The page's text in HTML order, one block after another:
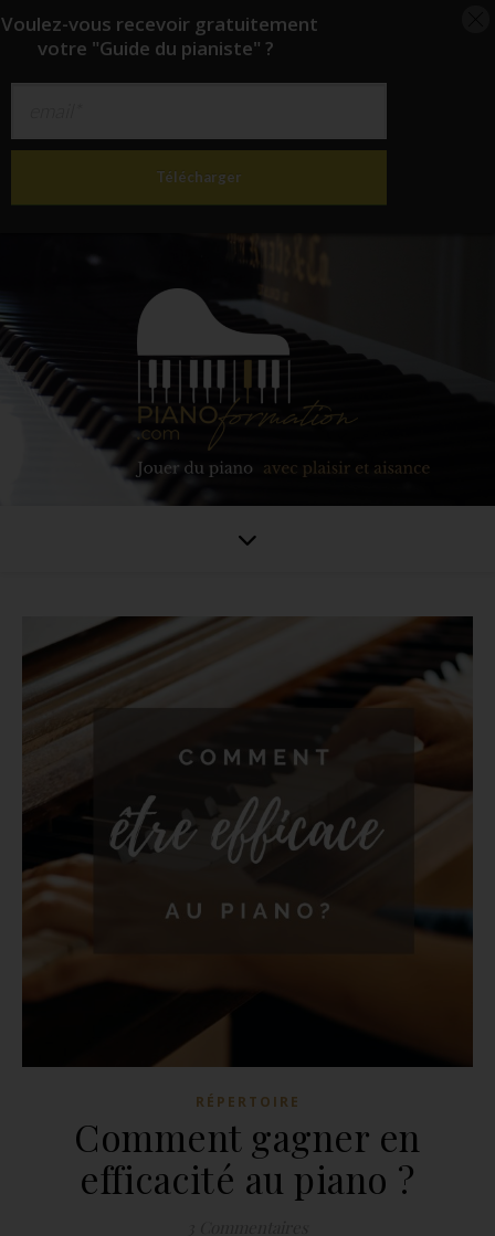
RÉPERTOIRE
Comment gagner en
efficacité au piano ?
vous recevoir gratuitement
votre "Guide du pianiste" ?
Télécharger